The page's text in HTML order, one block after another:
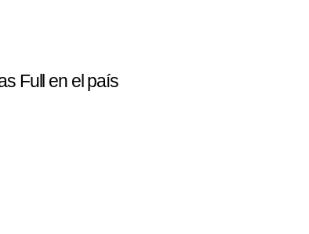
Full en el país